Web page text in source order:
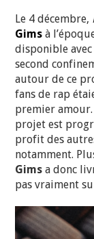
Le 4 décembre,
Gims à
disponible
second
autour de ce
fans de rap
premier
projet est
profit des
notamment.
Gims a donc
pas vraiment